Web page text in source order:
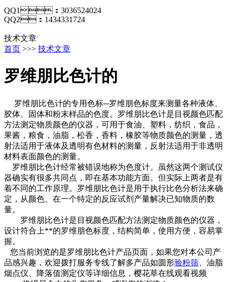
QQ1：3036524024
QQ2：1434331724
技术文章
首页 >>> 技术文章
罗维朋比色计的
罗维朋比色计的专用色标─罗维朋色标度来测量各种液体、
胶体、固体和粉末样品的色度。罗维朋比色计是目视颜色匹配
方法测定物质颜色的仪器，可用于食油、塑料，纺织，食品，
果酱，粮食，油脂，松香，香料，橡胶等物质颜色的测量，透
射法适用于液体及透明有色材料的测量，反射法适用于非透明
材料表面颜色的测量。
罗维朋比色计经常被错误地称为色度计。虽然这两个测试仪
器确实有很多共同点，即在基本功能方面。但实际上两者是有
着不同的工作原理。罗维朋比色计是用于执行比色分析法来确
定，从颜色、在一个特定的反应试剂产量解决已知物质的数
量。
罗维朋比色计是目视颜色匹配方法测定物质颜色的仪器，
设计符合上**的罗维朋色标度，结构简单，使用方便，容易掌
握。
您当前浏览的是罗维朋比色计产品页面，如果您对本公司产
品感兴趣，欢迎拨打服务专线了解多产品如圆形验粉筛 、油脂
烟点仪、降落值测定仪等详细信息，樱花草在线观看视频